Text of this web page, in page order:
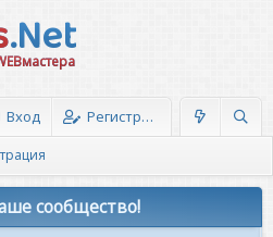
.Net
Вход Регистрация
сообщество!